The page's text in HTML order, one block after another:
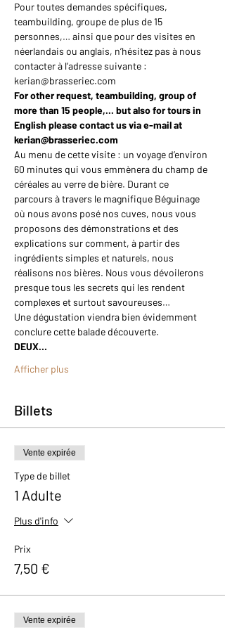
Pour toutes demandes spécifiques,
teambuilding, groupe de plus de 15
personnes,… ainsi que pour des visites en
néerlandais ou anglais, n’hésitez pas à nous
contacter à l’adresse suivante :
kerian@brasseriec.com
For other request, teambuilding, group of
more than 15 people,... but also for tours in
English please contact us via e-mail at
kerian@brasseriec.com
Au menu de cette visite : un voyage d’environ
60 minutes qui vous emmènera du champ de
céréales au verre de bière. Durant ce
parcours à travers le magnifique Béguinage
où nous avons posé nos cuves, nous vous
proposons des démonstrations et des
explications sur comment, à partir des
ingrédients simples et naturels, nous
réalisons nos bières. Nous vous dévoilerons
presque tous les secrets qui les rendent
complexes et surtout savoureuses…
Une dégustation viendra bien évidemment
conclure cette balade découverte.
DEUX…
Afficher plus
Billets
Vente expirée
Type de billet
1 Adulte
Plus d'info
Prix
7,50 €
Vente expirée